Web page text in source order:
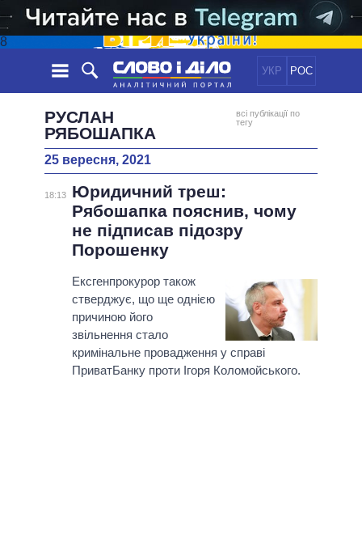
8
УКР РОС
СТРІЧКА
ПОДІЇ
СТАТТІ
ОГЛЯДИ
ПОЛІТИКА
ЕКОНОМІКА
СУСПІЛЬСТВО
ОБIЦЯНКИ
ПОЛIТИКИ
УСІ ПОЛІТИКИ
ПРЕЗИДЕНТ І ОФІС
ГОЛОВИ ОБЛАДМІНІСТРАЦІЙ
МЕРИ МІСТ
ВСІ ПЕРСОНИ
ІНФОГРАФІКА
ВІДЕО
ПІДТРИМАТИ
ПОРІВНЯННЯ ПОЛІТИКІВ
РУСЛАН
РЯБОШАПКА
всі публікації по
тегу
25 вересня, 2021
18:13
Юридичний треш:
Рябошапка пояснив, чому
не підписав підозру
Порошенку
Ексгенпрокурор також
стверджує, що ще однією
причиною його
звільнення стало
кримінальне провадження у справі
ПриватБанку проти Ігоря Коломойського.